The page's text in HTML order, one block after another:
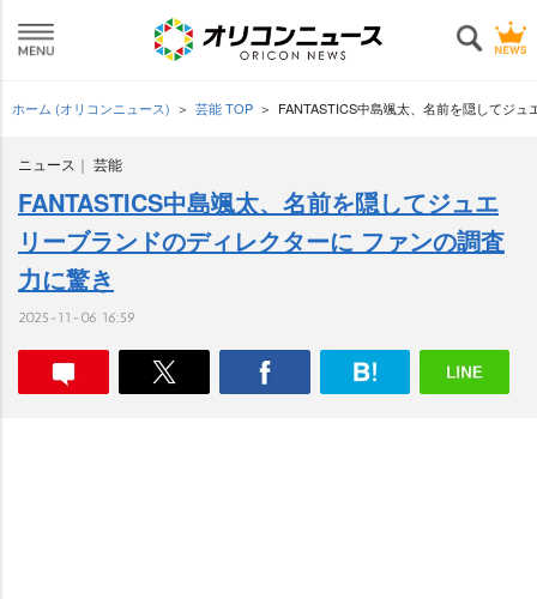
ホーム (オリコンニュース) 芸能 TOP FANTASTICS中島颯太、名前を隠してジ
ニュース 芸能
FANTASTICS中島颯太、名前を隠してジュエ
リーブランドのディレクターに ファンの調査
力に驚き
2025-11-06 16:59